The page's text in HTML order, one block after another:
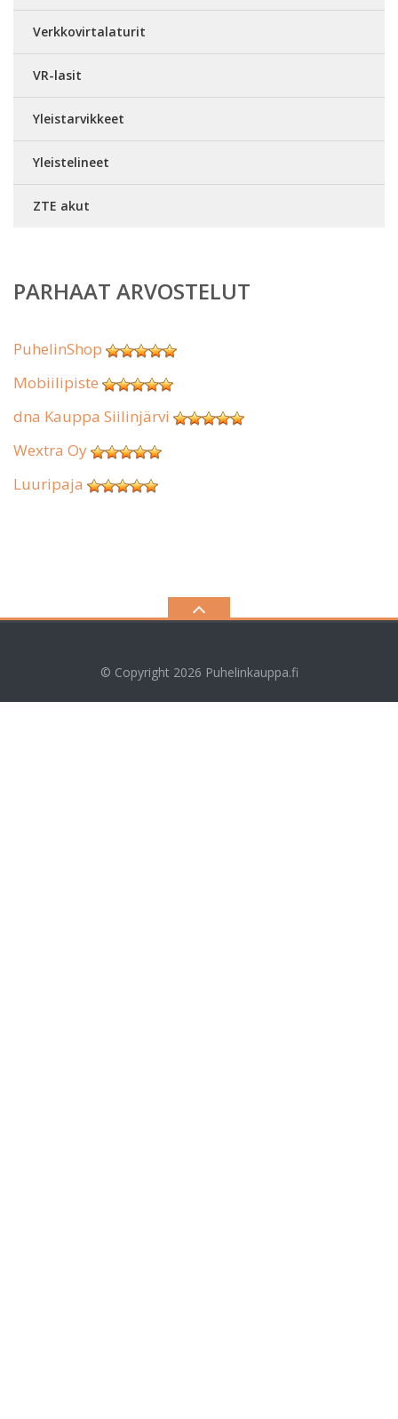
Verkkovirtalaturit
VR-lasit
Yleistarvikkeet
Yleistelineet
ZTE akut
PARHAAT ARVOSTELUT
PuhelinShop
Mobiilipiste
dna Kauppa Siilinjärvi
Wextra Oy
Luuripaja
© Copyright 2026 Puhelinkauppa.fi